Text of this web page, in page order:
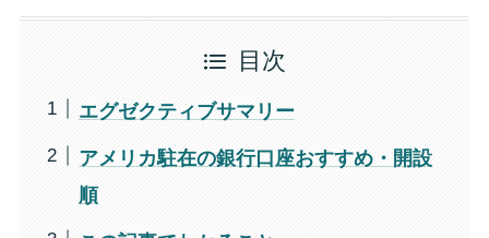
目次
エグゼクティブサマリー
アメリカ駐在の銀行口座おすすめ・開設
順